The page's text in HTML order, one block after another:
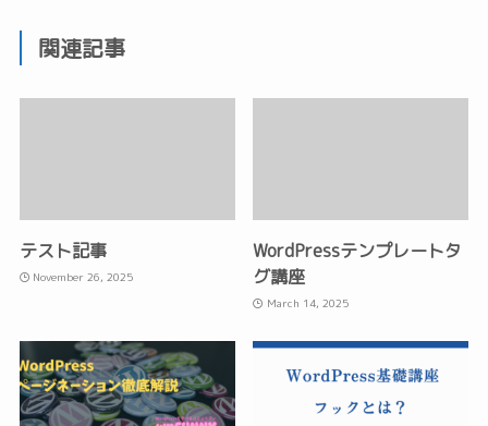
関連記事
テスト記事
November 26, 2025
WordPressテンプレートタ
グ講座
March 14, 2025